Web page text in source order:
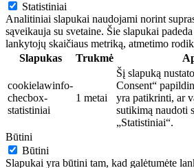
Statistiniai
Analitiniai slapukai naudojami norint
sąveikauja su svetaine. Šie slapukai
lankytojų skaičiaus metriką, atmetimo
Slapukas
Trukmė
cookielawinfo-
checbox-
statistiniai
1 metai
Šį slapuką
Consent“
yra patikrinti, ar
sutikimą naudoti
„Statistiniai“.
Būtini
Būtini
Slapukai yra būtini tam, kad galėtumėte